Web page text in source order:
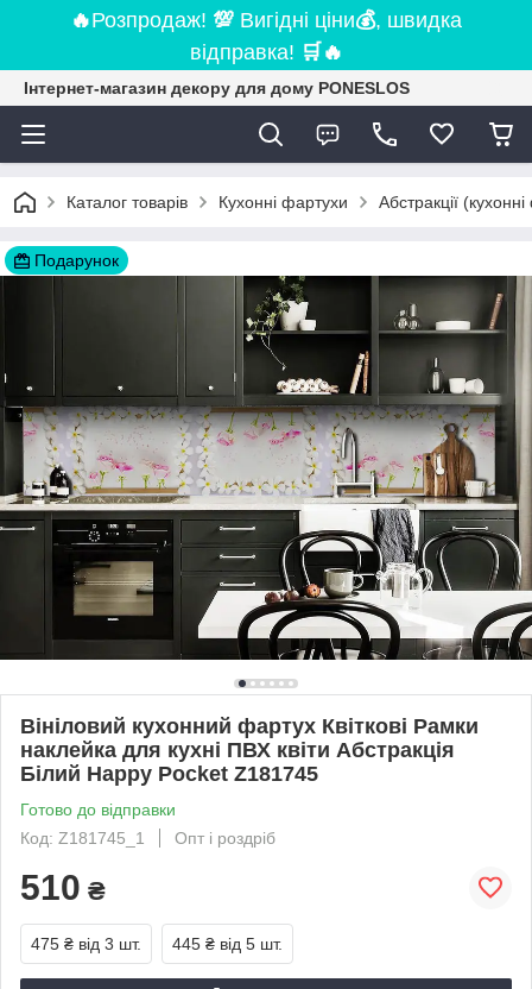
🔥Розпродаж! 💯 Вигідні ціни💰, швидка
відправка! 🛒 🔥
Інтернет-магазин декору для дому PONESLOS
Каталог товарів Кухонні фартухи Абстракції
Подарунок
Вініловий кухонний фартух Квіткові Рамки
наклейка для кухні ПВХ квіти Абстракція
Білий Happy Pocket Z181745
Готово до відправки
Код: Z181745_1
Опт і роздріб
510 ₴
475 ₴ від 3 шт. 445 ₴ від 5 шт.